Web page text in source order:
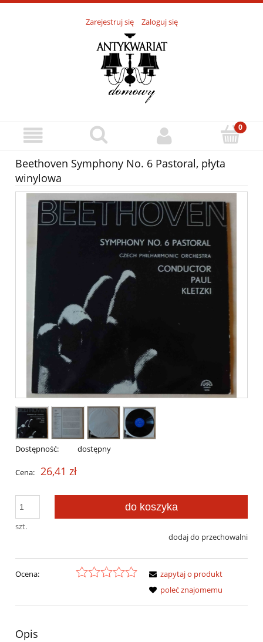
Zarejestruj się Zaloguj się
Beethoven Symphony No. 6 Pastoral, płyta
winylowa
Dostępność: dostępny
Cena: 26,41 zł
szt.
do koszyka
dodaj do przechowalni
Ocena:
zapytaj o produkt
poleć znajomemu
Opis